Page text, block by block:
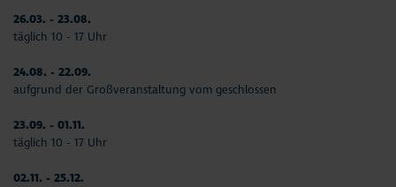
26.03. - 23.08.
täglich 10 - 17 Uhr
24.08. - 22.09.
aufgrund der Großveranstaltung vom geschlossen
23.09. - 01.11.
täglich 10 - 17 Uhr
02.11. - 25.12.